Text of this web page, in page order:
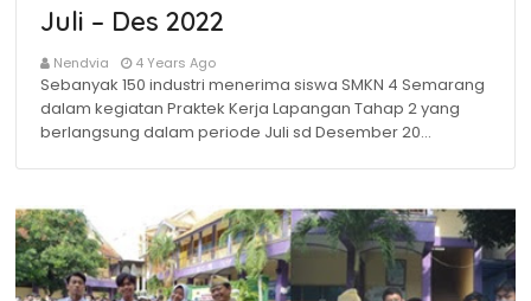
Juli – Des 2022
Nendvia 4 Years Ago
Sebanyak 150 industri menerima siswa SMKN 4 Semarang
dalam kegiatan Praktek Kerja Lapangan Tahap 2 yang
berlangsung dalam periode Juli sd Desember 20…